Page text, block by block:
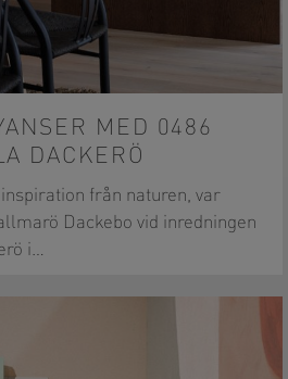
MED 0486
DACKERÖ
från naturen, var
Dackebo vid inredningen
i…